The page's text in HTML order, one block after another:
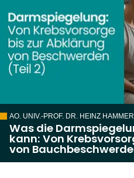
AO. UNIV.-PROF. DR. HEINZ HAMMER
Was die
kann: Von
von